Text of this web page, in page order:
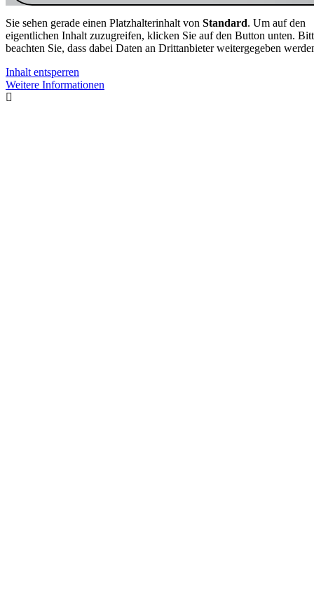
Sie sehen gerade einen Platzhalterinhalt von Standard. Um auf den
eigentlichen Inhalt zuzugreifen, klicken Sie auf den Button unten.
beachten Sie, dass dabei Daten an Drittanbieter weitergegeben
Inhalt entsperren
Weitere Informationen